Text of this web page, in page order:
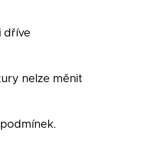
dříve
nelze měnit